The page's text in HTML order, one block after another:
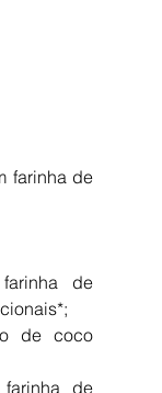
farinha de
de
de coco
de